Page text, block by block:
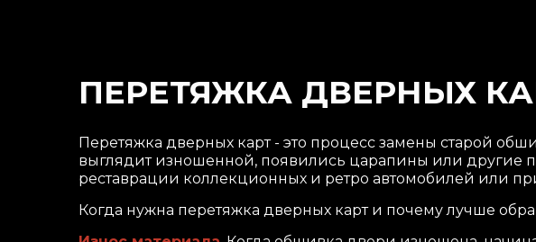
ПЕРЕТЯЖКА ДВЕРНЫХ
Перетяжка дверных карт - это процесс замены старой
выглядит изношенной, появились царапины или другие
реставрации коллекционных и ретро автомобилей или
Когда нужна перетяжка дверных карт и почему лучше